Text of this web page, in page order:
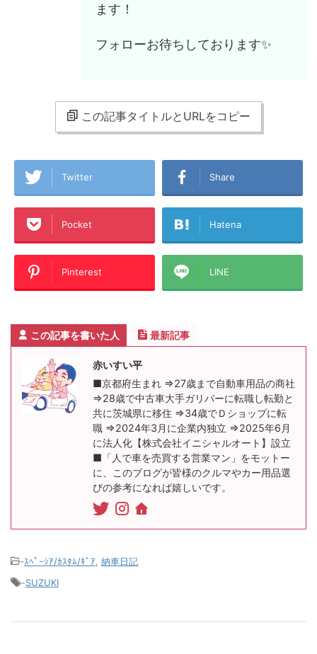
ます！
フォローお待ちしております✨
この記事タイトルとURLをコピー
Twitter Share
Pocket Hatena
Pinterest LINE
この記事を書いた人 最新記事
赤いすい平
■京都府生まれ ⇒27歳まで自動車用品の商社
⇒28歳で中古車大手ガリバーに転職し転勤と
共に茨城県に移住 ⇒34歳でＤショップに転
職 ⇒2024年3月に企業内独立 ⇒2025年6月
に法人化【株式会社イニシャルオート】設立
■「人で車を売買する営業マン」をモットー
に、このブログが皆様のクルマやカー用品選
びの参考になれば嬉しいです。
-ｽﾍﾟｰｼｱ/ｶｽﾀﾑ/ｷﾞｱ 納車日記
-SUZUKI